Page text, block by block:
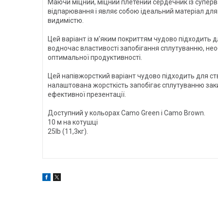
Маючи міцний, міцний плетений сердечник із
відпарювання і являє собою ідеальний матеріал
видимістю.
Цей варіант із м'яким покриттям чудово
водночас властивості запобігання сплутуванню,
оптимальної продуктивності.
Цей напівжорсткий варіант чудово підходить для
налаштована жорсткість запобігає сплутуванню
ефективної презентації.
Доступний у кольорах Camo Green і Camo Brown.
10 м на котушці
25lb (11,3кг).